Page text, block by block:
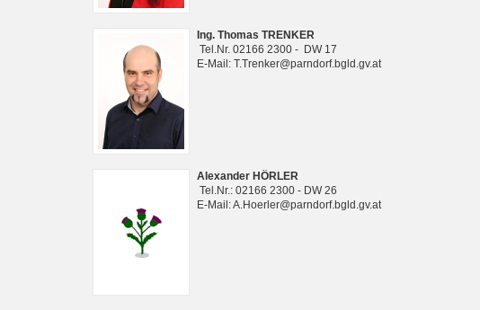
Ing. Thomas TRENKER
Tel.Nr. 02166 2300 - DW 17
E-Mail: T.Trenker@parndorf.bgld.gv.at
Alexander HÖRLER
Tel.Nr.: 02166 2300 - DW 26
E-Mail: A.Hoerler@parndorf.bgld.gv.at